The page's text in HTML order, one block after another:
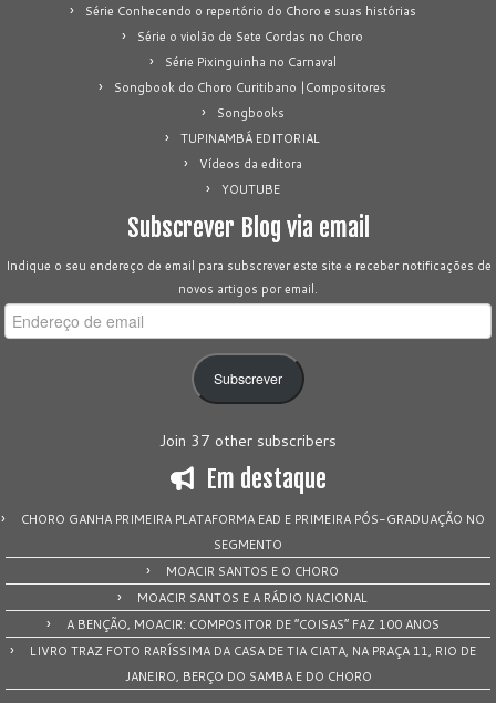
Série Conhecendo o repertório do Choro e suas histórias
Série o violão de Sete Cordas no Choro
Série Pixinguinha no Carnaval
Songbook do Choro Curitibano |Compositores
Songbooks
TUPINAMBÁ EDITORIAL
Vídeos da editora
YOUTUBE
Subscrever Blog via email
Indique o seu endereço de email para subscrever este site e receber notificações de
novos artigos por email.
Endereço
de
Subscrever
Join 37 other subscribers
Em destaque
CHORO GANHA PRIMEIRA PLATAFORMA EAD E PRIMEIRA PÓS-GRADUAÇÃO NO
SEGMENTO
MOACIR SANTOS E O CHORO
MOACIR SANTOS E A RÁDIO NACIONAL
A BENÇÃO, MOACIR: COMPOSITOR DE “COISAS” FAZ 100 ANOS
LIVRO TRAZ FOTO RARÍSSIMA DA CASA DE TIA CIATA, NA PRAÇA 11, RIO DE
JANEIRO, BERÇO DO SAMBA E DO CHORO